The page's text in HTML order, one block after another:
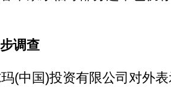
调查
国)投资有限公司对外表